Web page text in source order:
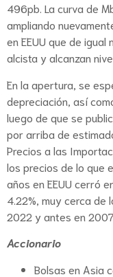
496pb. La curva de
ampliando
en EEUU que de
alcista y alcanzan
En la apertura, se
depreciación, así
luego de que se
por arriba de
Precios a las
los precios de lo que
años en EEUU cerró
4.22%, muy cerca de
2022 y antes en
Accionario
Bolsas en Asia